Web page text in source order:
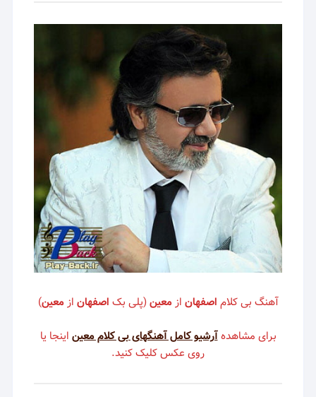
آهنگ بی کلام اصفهان ازمعین(پلی بک اصفهان ازمعین)
برای مشاهدهآرشیو کامل آهنگهای بی کلام معین اینجا یا
روی عکس کلیک کنید.